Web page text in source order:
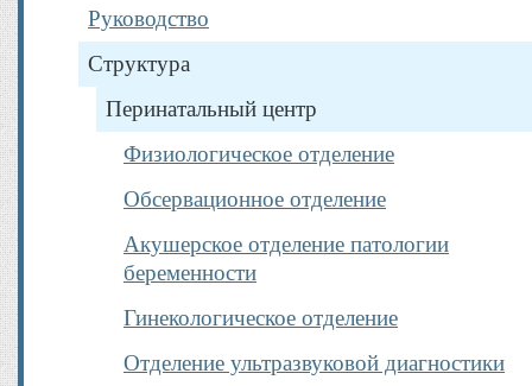
Руководство
Структура
Перинатальный центр
Физиологическое отделение
Обсервационное отделение
Акушерское отделение патологии
беременности
Гинекологическое отделение
Отделение ультразвуковой диагностики